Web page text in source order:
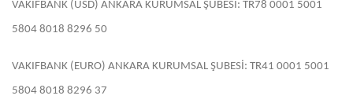
VAKIFBANK (USD) ANKARA KURUMSAL ŞUBESİ: TR78 0001 5001
5804 8018 8296 50
VAKIFBANK (EURO) ANKARA KURUMSAL ŞUBESİ: TR41 0001 5001
5804 8018 8296 37